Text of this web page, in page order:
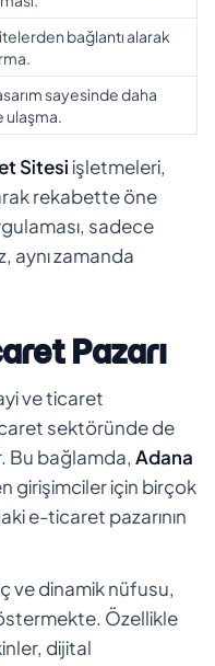
bağlantı alarak
sayesinde daha
ulaşma.
Sitesiişletmeleri,
rekabette öne
sadece
aynı zamanda
Pazarı
ve ticaret
sektöründe de
Bu bağlamda, Adana
girişimciler için birçok
e-ticaret pazarının
ve dinamik nüfusu,
Özellikle
dijital